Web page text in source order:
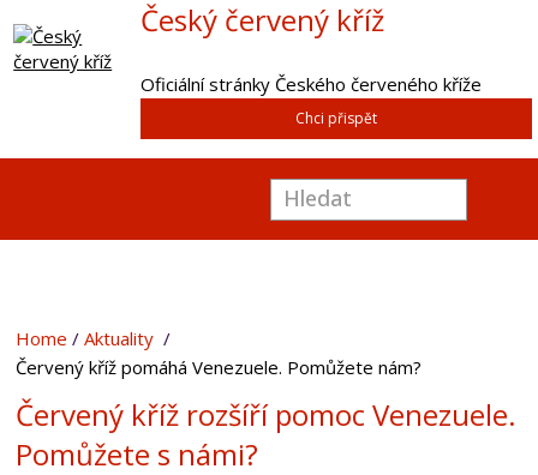
Český červený kříž
Oficiální stránky Českého červeného kříže
Chci přispět
Home
Aktuality
Červený kříž pomáhá Venezuele. Pomůžete nám?
Červený kříž rozšíří pomoc Venezuele.
Pomůžete s námi?